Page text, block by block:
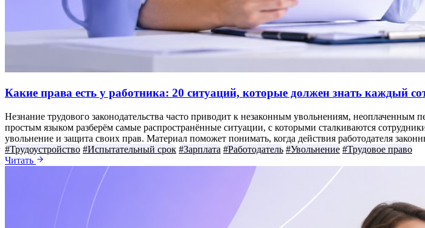
Какие права есть у работника: 20 ситуаций, которые должен знать каждый
Незнание трудового законодательства часто приводит к незаконным увольнениям,
простым языком разберём самые распространённые ситуации, с которыми сталкиваются
увольнение и защита своих прав. Материал поможет понимать, когда действия работодателя
#Трудоустройство #Испытательный срок #Зарплата #Работодатель #Увольнение #Трудовое право
Читать